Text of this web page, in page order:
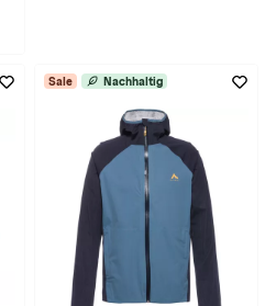
Sale Nachhaltig